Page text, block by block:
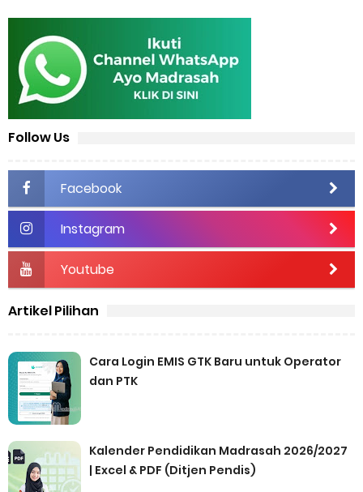
Follow Us
Facebook
Instagram
Youtube
Artikel Pilihan
Cara Login EMIS GTK Baru untuk Operator
dan PTK
Kalender Pendidikan Madrasah 2026/2027
| Excel & PDF (Ditjen Pendis)